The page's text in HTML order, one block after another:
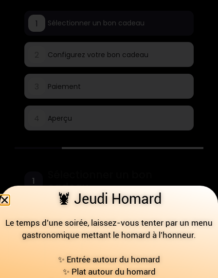
1 Sélectionner un bon cadeau
Configurez votre bon cadeau
Paiement
Aperçu
1
cadeau
🦞 Jeudi Homard
Le temps d’une soirée, laissez-vous tenter par un menu
gastronomique mettant le homard à l’honneur.
✨ Entrée autour du homard
✨ Plat autour du homard